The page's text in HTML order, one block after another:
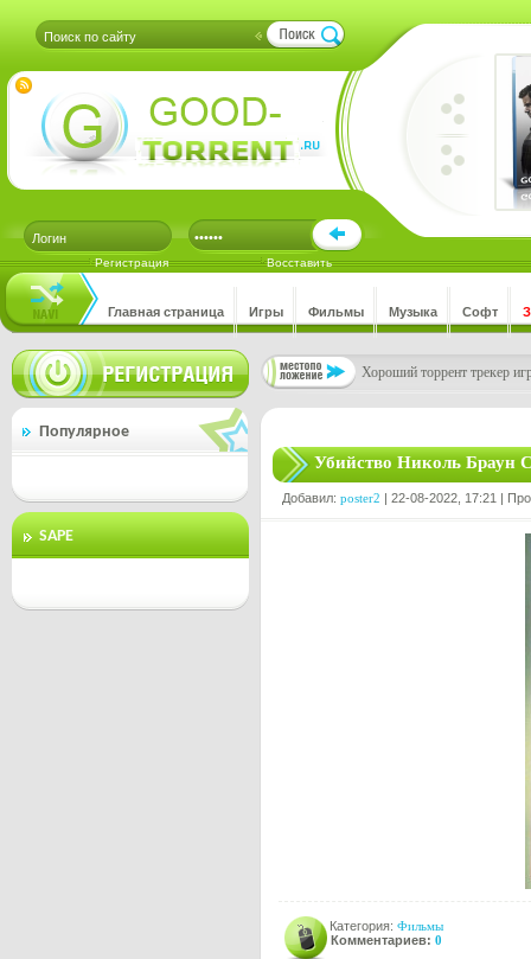
Регистрация Восставить
Главная страница Игры Фильмы Музыка Софт
Хороший торрент трекер
Популярное
SAPE
Убийство Николь Браун
Добавил: poster2 | 22-08-2022, 17:21 |
Категория: Фильмы
Комментариев: 0